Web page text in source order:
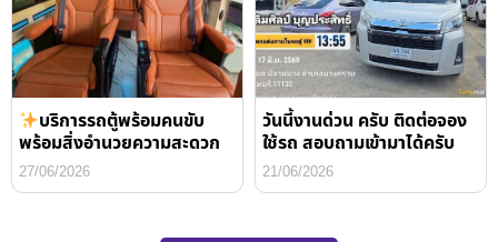
บริการรถตู้พร้อมคนขับ
พร้อมสิ่งอำนวยความสะดวก
27/06/2026
วันนี้งานด่วน ครับ ติดต่อจอง
ใช้รถ สอบถามเข้ามาได้ครับ
21/06/2026